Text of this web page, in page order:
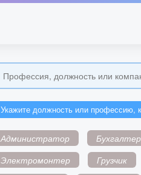
Укажите должность или профессию,
Администратор Бухгалтер
Электромонтер
Грузчик